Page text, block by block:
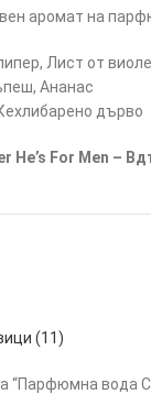
аромат на
Лист от
Ананас
дърво
For Men –
(11)
вода